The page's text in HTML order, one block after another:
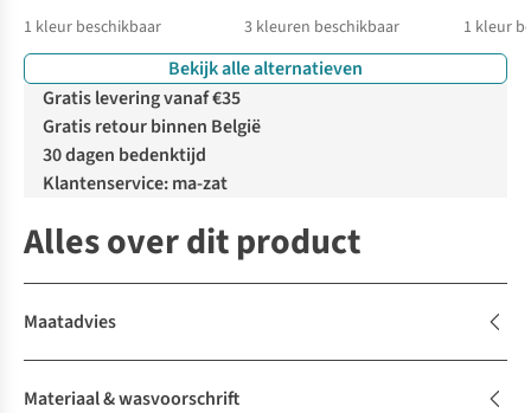
1 kleur beschikbaar 3 kleuren beschikbaar 1 kleur
Bekijk alle alternatieven
Gratis levering vanaf €35
Gratis retour binnen België
30 dagen bedenktijd
Klantenservice: ma-zat
Alles over dit product
Maatadvies
Materiaal & wasvoorschrift